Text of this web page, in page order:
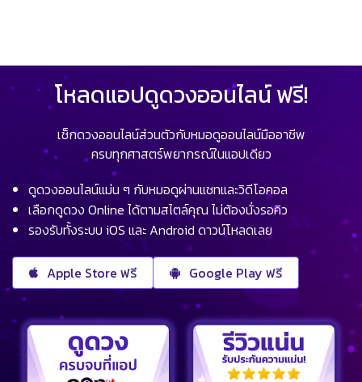
โหลดแอปดูดวงออนไลน์ ฟรี!
เช็กดวงออนไลน์ส่วนตัวกับหมอดูออนไลน์มืออาชีพ
ครบทุกศาสตร์พยากรณ์ในแอปเดียว
ดูดวงออนไลน์แม่น ๆ กับหมอดูผ่านแชทและวิดีโอคอล
เลือกดูดวง Online ได้ตามสไตล์คุณ ไม่ต้องนั่งรอคิว
รองรับทั้งระบบ iOS และ Android ดาวน์โหลดเลย
Apple Store ฟรี Google Play ฟรี